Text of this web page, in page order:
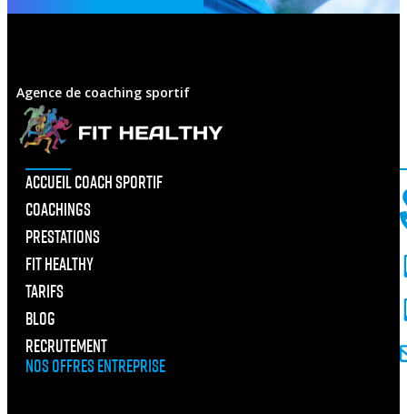
Agence de coaching sportif
ACCUEIL COACH SPORTIF
COACHINGS
PRESTATIONS
FIT HEALTHY
TARIFS
BLOG
RECRUTEMENT
NOS OFFRES ENTREPRISE